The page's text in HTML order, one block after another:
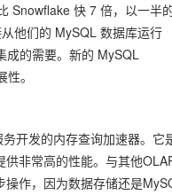
Snowflake 快 7 倍，以一半
他们的 MySQL 数据库运行
成的需要。新的 MySQL
。
开发的内存查询加速器。它
非常高的性能。与其他
作，因为数据存储还是